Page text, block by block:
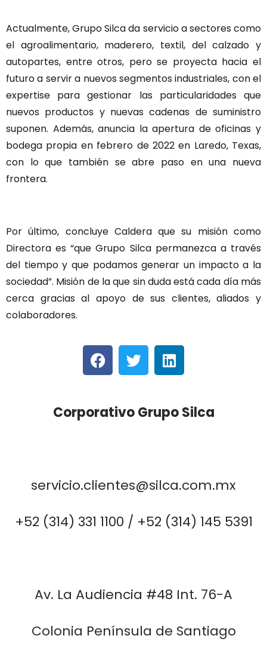
Actualmente, Grupo Silca da servicio a sectores como
el agroalimentario, maderero, textil, del calzado y
autopartes, entre otros, pero se proyecta hacia el
futuro a servir a nuevos segmentos industriales, con el
expertise para gestionar las particularidades que
nuevos productos y nuevas cadenas de suministro
suponen. Además, anuncia la apertura de oficinas y
bodega propia en febrero de 2022 en Laredo, Texas,
con lo que también se abre paso en una nueva
frontera.
Por último, concluye Caldera que su misión como
Directora es “que Grupo Silca permanezca a través
del tiempo y que podamos generar un impacto a la
sociedad”. Misión de la que sin duda está cada día más
cerca gracias al apoyo de sus clientes, aliados y
colaboradores.
Corporativo Grupo Silca
servicio.clientes@silca.com.mx
+52 (314) 331 1100 / +52 (314) 145 5391
Av. La Audiencia #48 Int. 76-A
Colonia Península de Santiago